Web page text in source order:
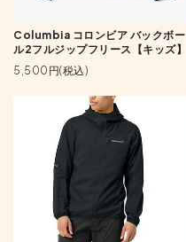
Columbia コロンビア バックボー
ル2フルジップフリース【キッズ】
5,500円(税込)